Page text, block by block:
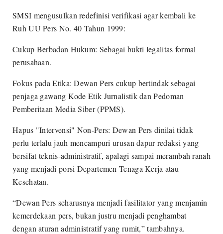
SMSI mengusulkan redefinisi verifikasi agar kembali ke
Ruh UU Pers No. 40 Tahun 1999:
Cukup Berbadan Hukum: Sebagai bukti legalitas formal
perusahaan.
Fokus pada Etika: Dewan Pers cukup bertindak sebagai
penjaga gawang Kode Etik Jurnalistik dan Pedoman
Pemberitaan Media Siber (PPMS).
Hapus "Intervensi" Non-Pers: Dewan Pers dinilai tidak
perlu terlalu jauh mencampuri urusan dapur redaksi yang
bersifat teknis-administratif, apalagi sampai merambah ranah
yang menjadi porsi Departemen Tenaga Kerja atau
Kesehatan.
“Dewan Pers seharusnya menjadi fasilitator yang menjamin
kemerdekaan pers, bukan justru menjadi penghambat
dengan aturan administratif yang rumit,” tambahnya.